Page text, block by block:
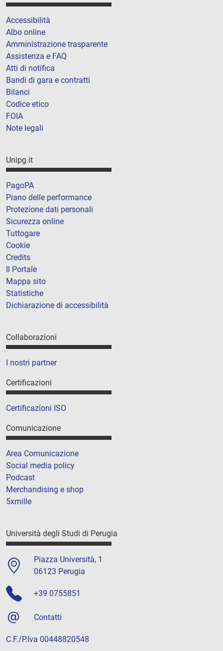
Accessibilità
Albo online
Amministrazione trasparente
Assistenza e FAQ
Atti di notifica
Bandi di gara e contratti
Bilanci
Codice etico
FOIA
Note legali
Unipg.it
PagoPA
Piano delle performance
Protezione dati personali
Sicurezza online
Tuttogare
Cookie
Credits
Il Portale
Mappa sito
Statistiche
Dichiarazione di accessibilità
Collaborazioni
I nostri partner
Certificazioni
Certificazioni ISO
Comunicazione
Area Comunicazione
Social media policy
Podcast
Merchandising e shop
5xmille
Università degli Studi di Perugia
Piazza Università, 1
06123 Perugia
+39 0755851
Contatti
C.F./P.Iva 00448820548